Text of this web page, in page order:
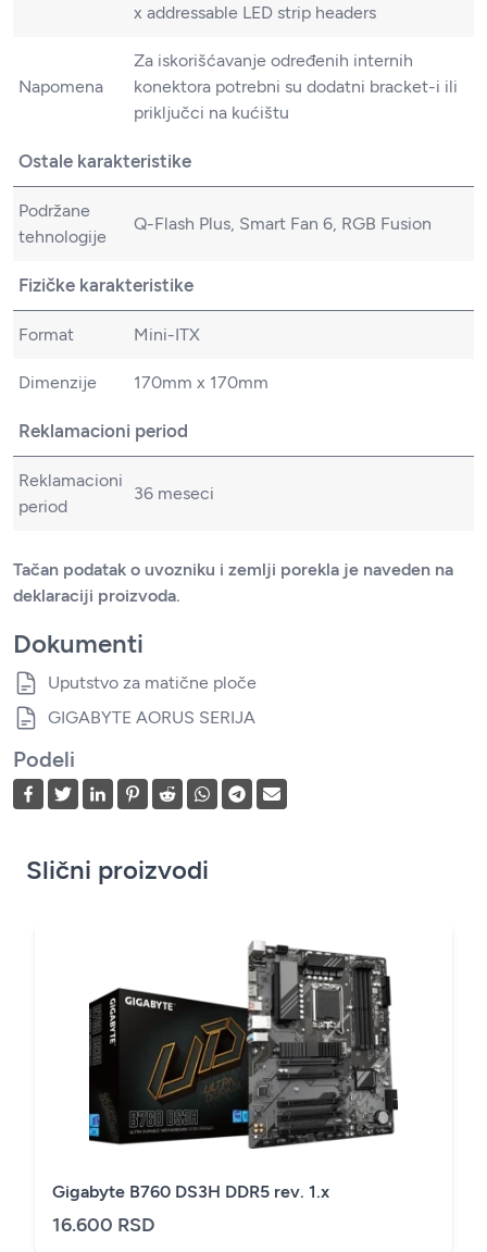
x addressable LED strip headers
Napomena
Za iskorišćavanje određenih internih
konektora potrebni su dodatni bracket-i ili
priključci na kućištu
Ostale karakteristike
Podržane
tehnologije
Q-Flash Plus, Smart Fan 6, RGB Fusion
Fizičke karakteristike
Format Mini-ITX
Dimenzije 170mm x 170mm
Reklamacioni period
Reklamacioni
period
36 meseci
Tačan podatak o uvozniku i zemlji porekla je naveden na
deklaraciji proizvoda.
Dokumenti
Uputstvo za matične ploče
GIGABYTE AORUS SERIJA
Podeli
Slični proizvodi
Gigabyte B760 DS3H DDR5 rev. 1.x
16.600 RSD